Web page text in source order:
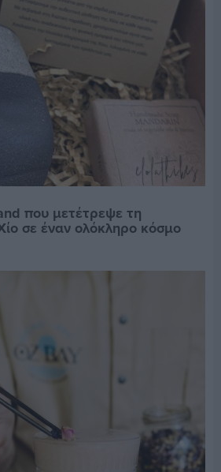
που μετέτρεψε τη
σε έναν ολόκληρο κόσμο